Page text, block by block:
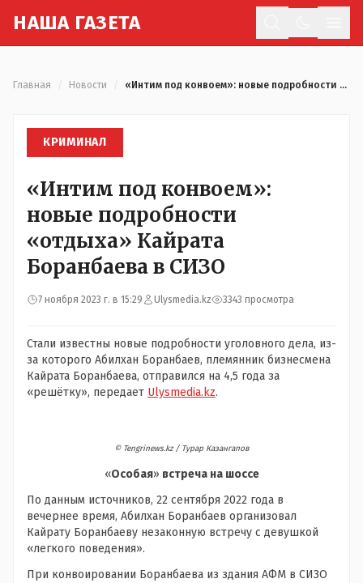
НАША ГАЗЕТА
Главная Новости «Интим под конвоем»: новые подробности «отдыха» Кайрата Боранбаева в СИЗО
КРИМИНАЛ
«Интим под конвоем»:
новые подробности
«отдыха» Кайрата
Боранбаева в СИЗО
7 ноября 2023 г. в 15:29 Ulysmedia.kz 3343 просмотра
Стали известны новые подробности уголовного дела, из-
за которого Абилхан Боранбаев, племянник бизнесмена
Кайрата Боранбаева, отправился на 4,5 года за
«решётку», передает Ulysmedia.kz.
©️ Tengrinews.kz / Турар Казангапов
«Особая» встреча на шоссе
По данным источников, 22 сентября 2022 года в
вечернее время, Абилхан Боранбаев организовал
Кайрату Боранбаеву незаконную встречу с девушкой
«легкого поведения».
При конвоировании Боранбаева из здания АФМ в СИЗО